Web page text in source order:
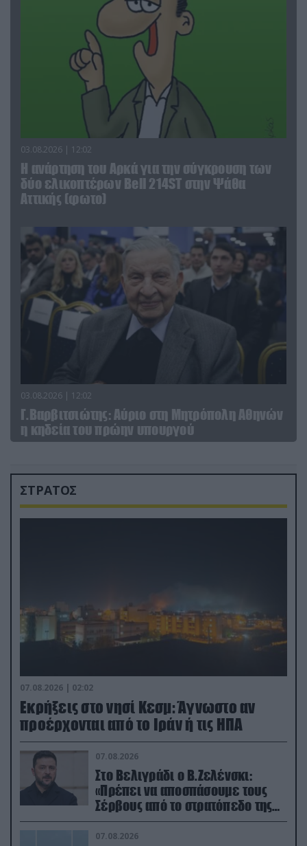
03.08.2026 | 12:02
Η ανάρτηση του Αρκά για την σύγκρουση των
δύο ελικοπτέρων Bell 214ST στην Ψάθα
Αττικής (φωτο)
03.08.2026 | 12:02
Γ.Βαρβιτσιώτης: Aύριο στη Μητρόπολη Αθηνών
η κηδεία του πρώην υπουργού
ΣΤΡΑΤΟΣ
07.08.2026 | 02:02
Εκρήξεις στο νησί Κεσμ: Άγνωστο αν
προέρχονται από το Ιράν ή τις ΗΠΑ
07.08.2026
Στο Βελιγράδι ο Β.Ζελένσκι:
«Πρέπει να αποσπάσουμε τους
Σέρβους από το στρατόπεδο της
Ρωσίας»
07.08.2026